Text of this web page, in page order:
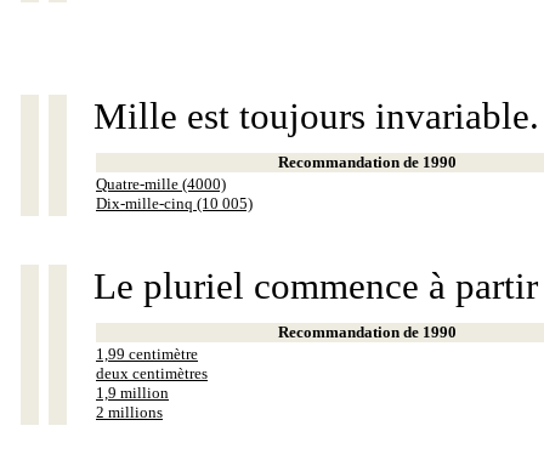
Mille est toujours invariable.
Recommandation de 1990
Quatre-mille (4000)
Dix-mille-cinq (10 005)
Le pluriel commence à
Recommandation de 1990
1,99 centimètre
deux centimètres
1,9 million
2 millions